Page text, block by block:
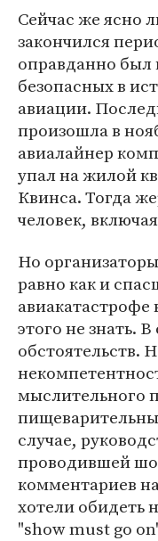
Сейчас же ясно
закончился
оправданно был
безопасных в
авиации.
произошла в
авиалайнер
упал на жилой
Квинса. Тогда
человек,
Но
равно как и
этого не знать.
обстоятельств.
мыслительного
случае,
проводившей
комментариев
хотели обидеть
"show must go